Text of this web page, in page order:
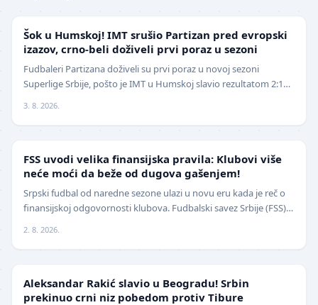
Šok u Humskoj! IMT srušio Partizan pred evropski
izazov, crno-beli doživeli prvi poraz u sezoni
Fudbaleri Partizana doživeli su prvi poraz u novoj sezoni
Superlige Srbije, pošto je IMT u Humskoj slavio rezultatom 2:1
3. 8. 2026.
FSS uvodi velika finansijska pravila: Klubovi više
neće moći da beže od dugova gašenjem!
Srpski fudbal od naredne sezone ulazi u novu eru kada je reč o
finansijskoj odgovornosti klubova. Fudbalski savez Srbije (FSS)
2. 8. 2026.
Aleksandar Rakić slavio u Beogradu! Srbin
prekinuo crni niz pobedom protiv Tibure